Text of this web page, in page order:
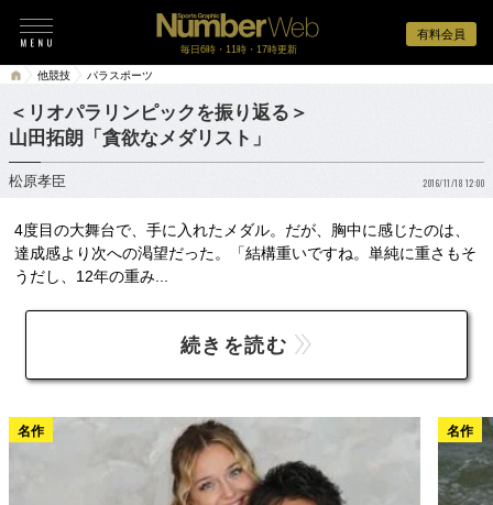
有料会員
毎日6時・11時・17時更新
他競技 パラスポーツ
＜リオパラリンピックを振り返る＞
山田拓朗「貪欲なメダリスト」
松原孝臣 2016/11/18 12:00
4度目の大舞台で、手に入れたメダル。だが、胸中に感じたのは、
達成感より次への渇望だった。「結構重いですね。単純に重さもそ
うだし、12年の重み...
続きを読む
名作 名作